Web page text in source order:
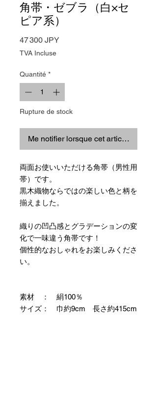
角帯・ゼブラ（白×セ
ピア系）
47 300 JPYPrix
TVA Incluse
Quantité *
Rupture de stock
Me notifier lorsque cet article est
両面お使いいただける角帯（男性用
帯）です。
黒木織物ならではの楽しい色と柄を
揃えました。
織りの凹凸感とグラデーションの変
化で一味違う角帯です！
個性的なおしゃれをお楽しみくださ
い。
素材 ： 絹100％
サイズ： 巾約9cm 長さ約415cm